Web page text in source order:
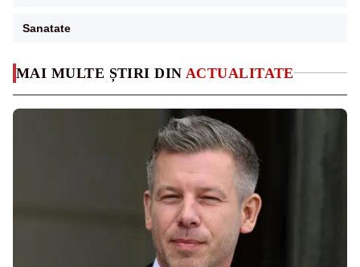
MAI MULTE ȘTIRI DIN ACTUALITATE
Sanatate